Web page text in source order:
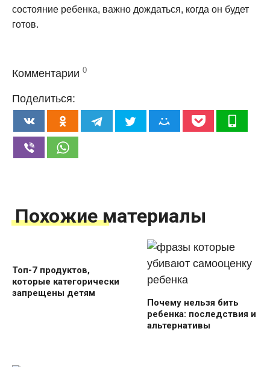
состояние ребенка, важно дождаться, когда он будет
готов.
Комментарии 0
Поделиться:
Похожие материалы
Топ-7 продуктов,
которые категорически
запрещены детям
Почему нельзя бить
ребенка: последствия и
альтернативы